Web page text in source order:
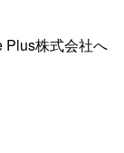
Plus株式会社へ